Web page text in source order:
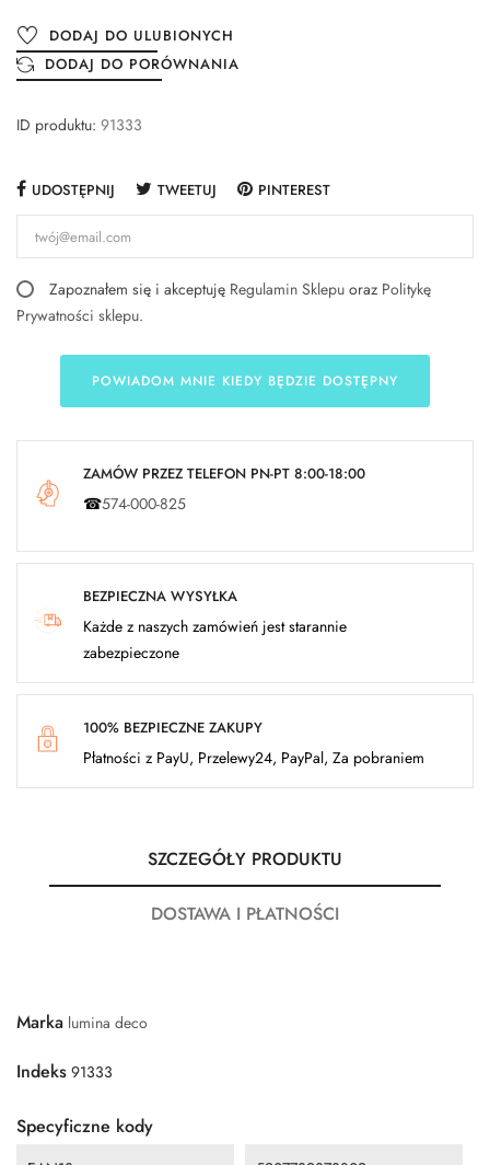
DODAJ DO ULUBIONYCH
DODAJ DO PORÓWNANIA
ID produktu: 91333
UDOSTĘPNIJ TWEETUJ PINTEREST
Zapoznałem się i akceptuję Regulamin Sklepu oraz Politykę
Prywatności sklepu.
POWIADOM MNIE KIEDY BĘDZIE DOSTĘPNY
ZAMÓW PRZEZ TELEFON PN-PT 8:00-18:00
☎574-000-825
BEZPIECZNA WYSYŁKA
Każde z naszych zamówień jest starannie
zabezpieczone
100% BEZPIECZNE ZAKUPY
Płatności z PayU, Przelewy24, PayPal, Za pobraniem
SZCZEGÓŁY PRODUKTU
DOSTAWA I PŁATNOŚCI
Marka lumina deco
Indeks 91333
Specyficzne kody